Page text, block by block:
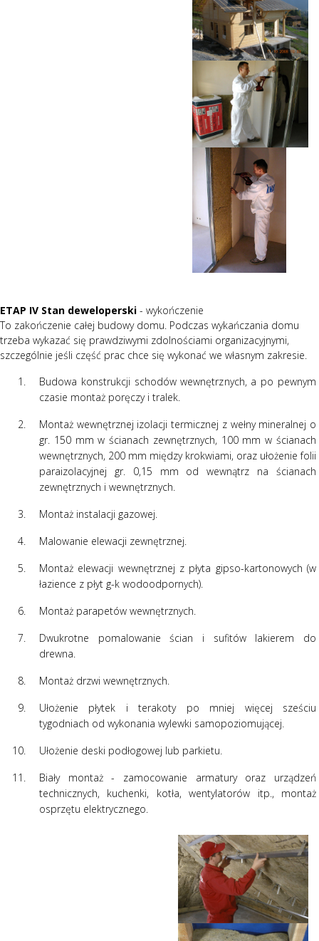
ETAP IV Stan deweloperski - wykończenie
To zakończenie całej budowy domu. Podczas wykańczania domu
trzeba wykazać się prawdziwymi zdolnościami organizacyjnymi,
szczególnie jeśli część prac chce się wykonać we własnym zakresie.
Budowa konstrukcji schodów wewnętrznych, a po pewnym
czasie montaż poręczy i tralek.
Montaż wewnętrznej izolacji termicznej z wełny mineralnej o
gr. 150 mm w ścianach zewnętrznych, 100 mm w ścianach
wewnętrznych, 200 mm między krokwiami, oraz ułożenie folii
paraizolacyjnej gr. 0,15 mm od wewnątrz na ścianach
zewnętrznych i wewnętrznych.
Montaż instalacji gazowej.
Malowanie elewacji zewnętrznej.
Montaż elewacji wewnętrznej z płyta gipso-kartonowych (w
łazience z płyt g-k wodoodpornych).
Montaż parapetów wewnętrznych.
Dwukrotne pomalowanie ścian i sufitów lakierem do
drewna.
Montaż drzwi wewnętrznych.
Ułożenie płytek i terakoty po mniej więcej sześciu
tygodniach od wykonania wylewki samopoziomującej.
Ułożenie deski podłogowej lub parkietu.
Biały montaż - zamocowanie armatury oraz urządzeń
technicznych, kuchenki, kotła, wentylatorów itp., montaż
osprzętu elektrycznego.